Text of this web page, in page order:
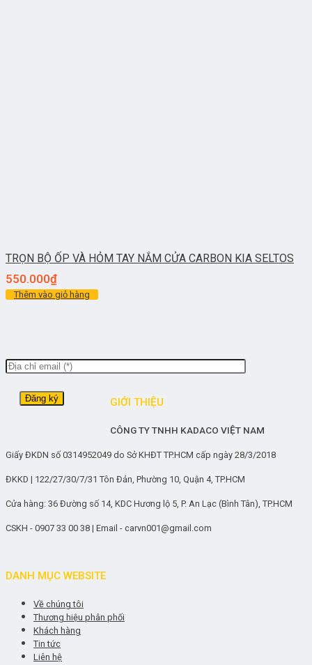
TRỌN BỘ ỐP VÀ HỎM TAY NẮM CỬA CARBON KIA SELTOS
550.000₫
Thêm vào giỏ hàng
GIỚI THIỆU
CÔNG TY TNHH KADACO VIỆT NAM
Giấy ĐKDN số 0314952049 do Sở KHĐT TP.HCM cấp ngày 28/3/2018
ĐKKD | 122/27/30/7/31 Tôn Đản, Phường 10, Quận 4, TP.HCM
Cửa hàng: 36 Đường số 14, KDC Hương lộ 5, P. An Lạc (Bình Tân), TP.HCM
CSKH - 0907 33 00 38 | Email - carvn001@gmail.com
DANH MỤC WEBSITE
Về chúng tôi
Thương hiệu phân phối
Khách hàng
Tin tức
Liên hệ